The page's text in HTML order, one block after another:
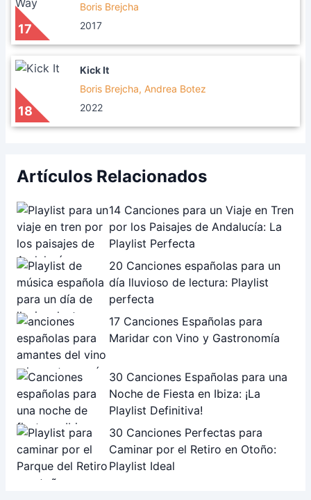
17
Boris Brejcha
2017
18
Kick It
Boris Brejcha, Andrea Botez
2022
Artículos Relacionados
14 Canciones para un Viaje en Tren
por los Paisajes de Andalucía: La
Playlist Perfecta
20 Canciones españolas para un
día lluvioso de lectura: Playlist
perfecta
17 Canciones Españolas para
Maridar con Vino y Gastronomía
30 Canciones Españolas para una
Noche de Fiesta en Ibiza: ¡La
Playlist Definitiva!
30 Canciones Perfectas para
Caminar por el Retiro en Otoño:
Playlist Ideal